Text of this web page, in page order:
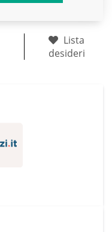
Lista
desideri